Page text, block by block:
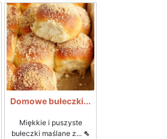
Domowe bułeczki...
Miękkie i puszyste
bułeczki maślane z... ⇖